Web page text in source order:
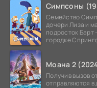
Симпсоны
Семейство
дочери Лиза и
подросток
городке
Моана 2
Получив вызов
отправляются в